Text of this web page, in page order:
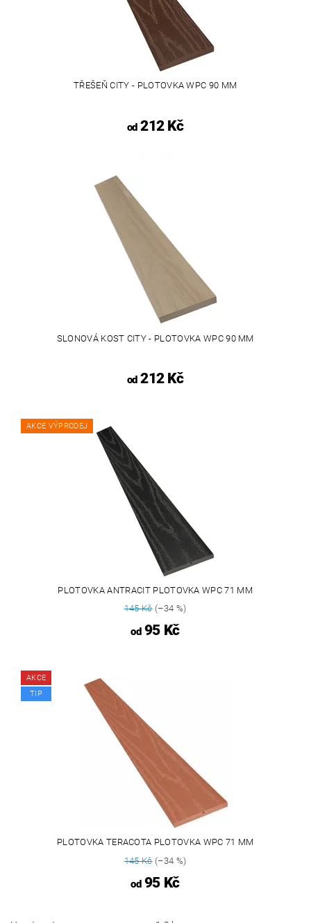
TŘEŠEŇ CITY - PLOTOVKA WPC 90 MM
od212 Kč
SLONOVÁ KOST CITY - PLOTOVKA WPC 90 MM
od212 Kč
AKCE VÝPRODEJ
PLOTOVKA ANTRACIT PLOTOVKA WPC 71 MM
145 Kč(–34 %)
od95 Kč
AKCE
TIP
PLOTOVKA TERACOTA PLOTOVKA WPC 71 MM
145 Kč(–34 %)
od95 Kč